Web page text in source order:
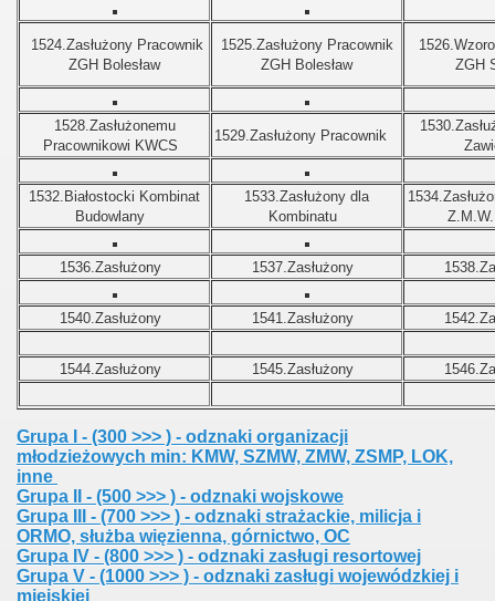
1524.Zasłużony Pracownik
ZGH Bolesław
1525.Zasłużony Pracownik
ZGH Bolesław
ZGH
1528.Zasłużonemu
Pracownikowi KWCS
1529.Zasłużony Pracownik
1530.
1532. Białostocki Kombinat
Budowlany
1533.Zasłużony dla
Kombinatu
1534.
1536.Zasłużony 1537.Zasłużony 1538.
1540.Zasłużony 1541.Zasłużony 1542.
1544.Zasłużony 1545.Zasłużony 1546.
Grupa I - (300 >>> ) - odznaki organizacji
młodzieżowych min: KMW, SZMW, ZMW, ZSMP, LOK,
inne
Grupa II - (500 >>> ) - odznaki wojskowe
Grupa III - (700 >>> ) - odznaki strażackie, milicja i
ORMO, służba więzienna, górnictwo, OC
Grupa IV - (800 >>> ) - odznaki zasługi resortowej
Grupa V - (1000 >>> ) - odznaki zasługi wojewódzkiej i
miejskiej